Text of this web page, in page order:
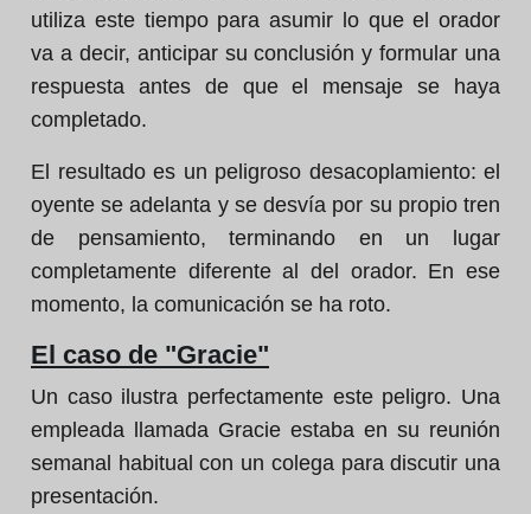
utiliza este tiempo para asumir lo que el orador
va a decir, anticipar su conclusión y formular una
respuesta antes de que el mensaje se haya
completado.
El resultado es un peligroso desacoplamiento: el
oyente se adelanta y se desvía por su propio tren
de pensamiento, terminando en un lugar
completamente diferente al del orador. En ese
momento, la comunicación se ha roto.
El caso de "Gracie"
Un caso ilustra perfectamente este peligro. Una
empleada llamada Gracie estaba en su reunión
semanal habitual con un colega para discutir una
presentación.